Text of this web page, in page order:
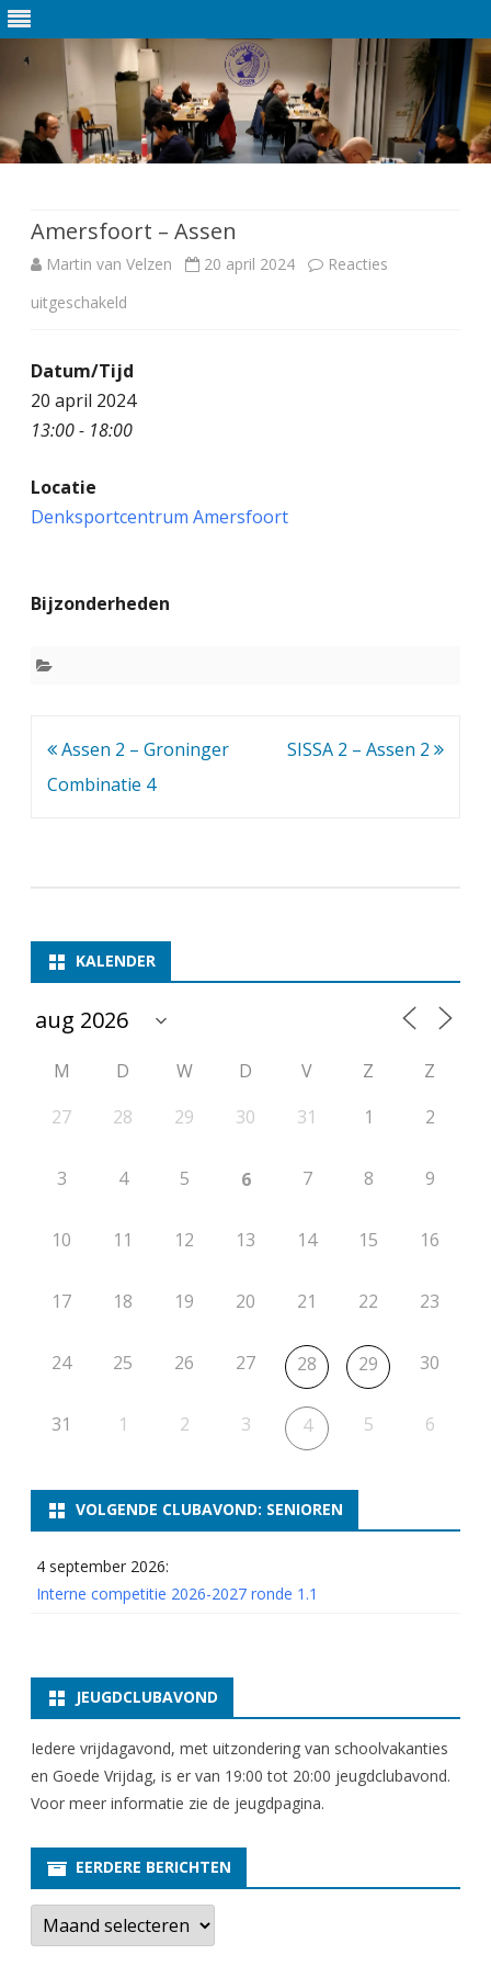
Amersfoort – Assen
Martin van Velzen 20 april 2024
Reacties
uitgeschakeld
o
s
s
n
Datum/Tijd
20 april 2024
13:00 - 18:00
Locatie
Denksportcentrum Amersfoort
Bijzonderheden
Bericht
navigatie
Assen 2 – Groninger
Combinatie 4
SISSA 2 – Assen 2
KALENDER
M D W D V Z
Z
27
28 29 30 31 1 2
3 4 5 6 7 8 9
10 11 12 13 14 15 16
17 18 19 20 21 22 23
24 25 26 27 28 29 30
31 1 2 3 4 5 6
VOLGENDE CLUBAVOND: SENIOREN
4 september 2026:
Interne competitie 2026-2027 ronde 1.1
JEUGDCLUBAVOND
Iedere vrijdagavond, met uitzondering van schoolvakanties
en Goede Vrijdag, is er van 19:00 tot 20:00 jeugdclubavond.
Voor meer informatie zie de jeugdpagina.
EERDERE BERICHTEN
E
r